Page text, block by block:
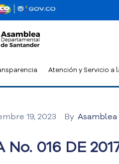
Atención y Servicio a
19, 2023 By
No. 016 DE